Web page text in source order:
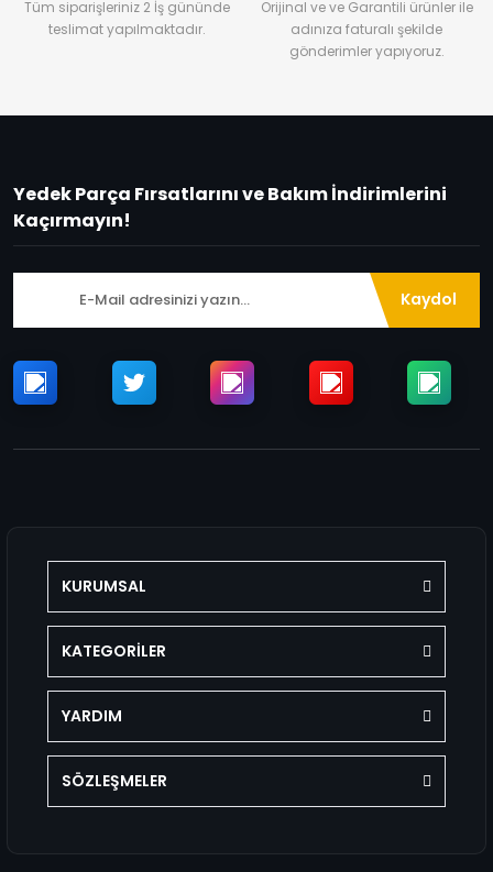
Tüm siparişleriniz 2 İş gününde
teslimat yapılmaktadır.
Orijinal ve ve Garantili ürünler ile
adınıza faturalı şekilde
gönderimler yapıyoruz.
Yedek Parça Fırsatlarını ve Bakım İndirimlerini
Kaçırmayın!
Kaydol
KURUMSAL
KATEGORİLER
YARDIM
SÖZLEŞMELER